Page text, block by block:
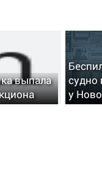
выпала
судно
у